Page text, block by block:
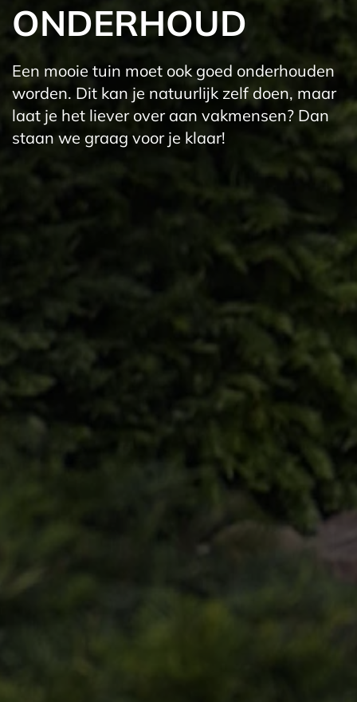
ONDERHOUD
Een mooie tuin moet ook goed onderhouden
worden. Dit kan je natuurlijk zelf doen, maar
laat je het liever over aan vakmensen? Dan
staan we graag voor je klaar!